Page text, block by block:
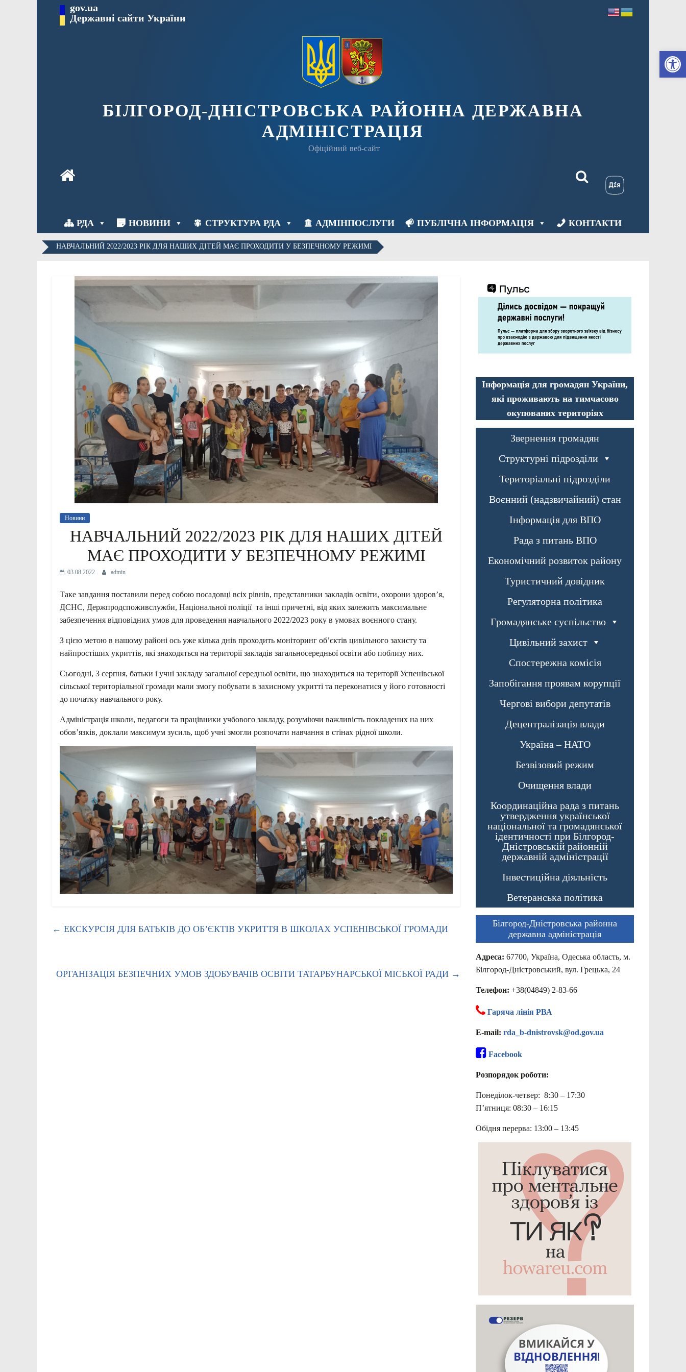
gov.ua
Державні сайти України
БІЛГОРОД-ДНІСТРОВСЬКА РАЙОННА ДЕРЖАВНА
АДМІНІСТРАЦІЯ
Офіційний веб-сайт
РДА НОВИНИ СТРУКТУРА РДА АДМІНПОСЛУГИ ПУБЛІЧНА ІНФОРМАЦІЯ КОНТАКТИ
НАВЧАЛЬНИЙ 2022/2023 РІК ДЛЯ НАШИХ ДІТЕЙ МАЄ ПРОХОДИТИ У БЕЗПЕЧНОМУ РЕЖИМІ
Новини
НАВЧАЛЬНИЙ 2022/2023 РІК ДЛЯ НАШИХ ДІТЕЙ
МАЄ ПРОХОДИТИ У БЕЗПЕЧНОМУ РЕЖИМІ
03.08.2022 admin
Таке завдання поставили перед собою посадовці всіх рівнів, представники закладів освіти, охорони здоров’я,
ДСНС, Держпродспоживслужби, Національної поліції та інші причетні, від яких залежить максимальне
забезпечення відповідних умов для проведення навчального 2022/2023 року в умовах воєнного стану.
З цією метою в нашому районі ось уже кілька днів проходить моніторинг об’єктів цивільного захисту та
найпростіших укриттів, які знаходяться на території закладів загальносередньої освіти або поблизу них.
Сьогодні, 3 серпня, батьки і учні закладу загальної середньої освіти, що знаходиться на території Успенівської
сільської територіальної громади мали змогу побувати в захисному укритті та переконатися у його готовності
до початку навчального року.
Адміністрація школи, педагоги та працівники учбового закладу, розуміючи важливість покладених на них
обов’язків, доклали максимум зусиль, щоб учні змогли розпочати навчання в стінах рідної школи.
← ЕКСКУРСІЯ ДЛЯ БАТЬКІВ ДО ОБ’ЄКТІВ УКРИТТЯ В ШКОЛАХ УСПЕНІВСЬКОЇ ГРОМАДИ
ОРГАНІЗАЦІЯ БЕЗПЕЧНИХ УМОВ ЗДОБУВАЧІВ ОСВІТИ ТАТАРБУНАРСЬКОЇ МІСЬКОЇ РАДИ →
Інформація для громадян України,
які проживають на тимчасово
окупованих територіях
Звернення громадян
Структурні підрозділи
Територіальні підрозділи
Воєнний (надзвичайний) стан
Інформація для ВПО
Рада з питань ВПО
Економічний розвиток району
Туристичний довідник
Регуляторна політика
Громадянське суспільство
Цивільний захист
Спостережна комісія
Запобігання проявам корупції
Чергові вибори депутатів
Децентралізація влади
Україна – НАТО
Безвізовий режим
Очищення влади
Координаційна рада з питань
утвердження української
національної та громадянської
ідентичності при Білгород-
Дністровській районній
державній адміністрації
Інвестиційна діяльність
Ветеранська політика
Білгород-Дністровська районна
державна адміністрація
Адреса: 67700, Україна, Одеська область, м.
Білгород-Дністровський, вул. Грецька, 24
Телефон: +38(04849) 2-83-66
Гаряча лінія РВА
E-mail: rda_b-dnistrovsk@od.gov.ua
Facebook
Розпорядок роботи:
Понеділок-четвер: 8:30 – 17:30
П’ятниця: 08:30 – 16:15
Обідня перерва: 13:00 – 13:45